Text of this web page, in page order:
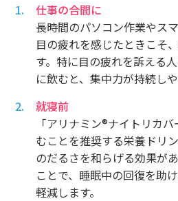
仕事の合間に
長時間のパソコン作業やス
目の疲れを感じたときこそ
す。特に目の疲れを訴える
に飲むと、集中力が持続しや
就寝前
「アリナミン®ナイトリカ
むことを推奨する栄養ドリ
のだるさを和らげる効果が
ことで、睡眠中の回復を助
軽減します。